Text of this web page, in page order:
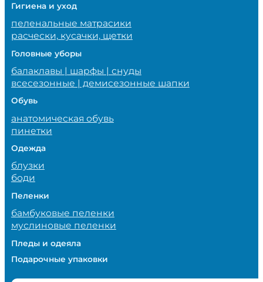
Гигиена и уход
пеленальные матрасики
расчески, кусачки, щетки
Головные уборы
балаклавы | шарфы | снуды
всесезонные | демисезонные шапки
Обувь
анатомическая обувь
пинетки
Одежда
блузки
боди
Пеленки
бамбуковые пеленки
муслиновые пеленки
Пледы и одеяла
Подарочные упаковки